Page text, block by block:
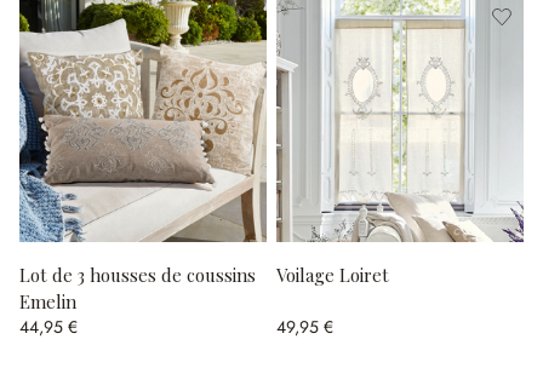
Lot de 3 housses de coussins
Emelin
44,95 €
Voilage Loiret
49,95 €